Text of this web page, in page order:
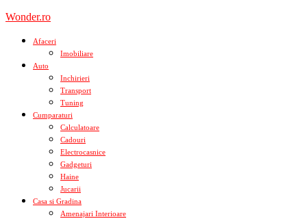
Skip
content
Wonder.ro
Afaceri
Imobiliare
Auto
Inchirieri
Transport
Tuning
Cumparaturi
Calculatoare
Cadouri
Electrocasnice
Gadgeturi
Haine
Jucarii
Casa si Gradina
Amenajari Interioare